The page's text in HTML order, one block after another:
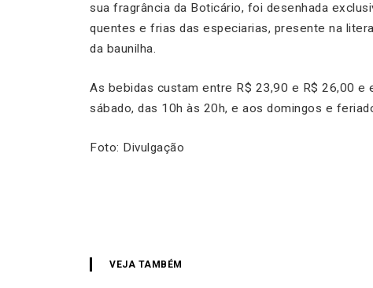
sua fragrância da Boticário, foi desenhada
quentes e frias das especiarias, presente na
da baunilha.
As bebidas custam entre R$ 23,90 e R$ 26,00 e
sábado, das 10h às 20h, e aos domingos e
Foto: Divulgação
VEJA TAMBÉM